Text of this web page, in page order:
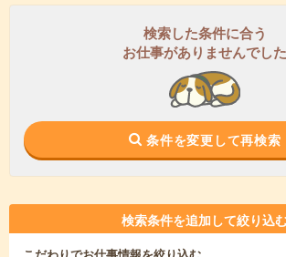
とは？
検索した条件に合う
お仕事がありませんでした
条件を変更して再検索
検索条件を追加して絞り込